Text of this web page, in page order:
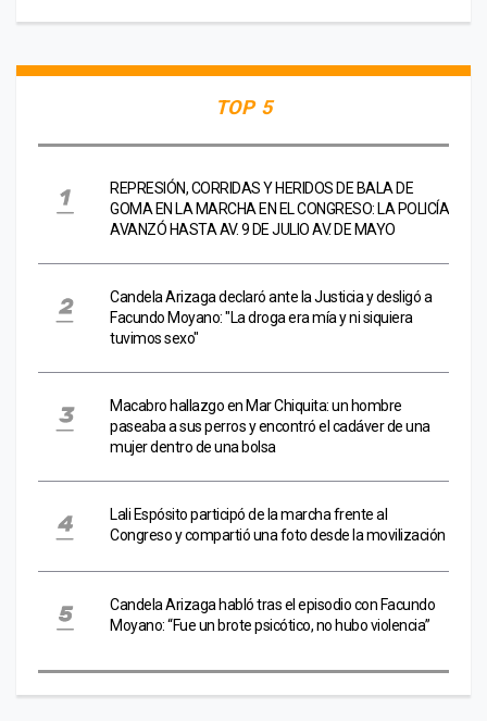
TOP 5
REPRESIÓN, CORRIDAS Y HERIDOS DE BALA DE
GOMA EN LA MARCHA EN EL CONGRESO: LA POLICÍA
AVANZÓ HASTA AV. 9 DE JULIO AV. DE MAYO
Candela Arizaga declaró ante la Justicia y desligó a
Facundo Moyano: "La droga era mía y ni siquiera
tuvimos sexo"
Macabro hallazgo en Mar Chiquita: un hombre
paseaba a sus perros y encontró el cadáver de una
mujer dentro de una bolsa
Lali Espósito participó de la marcha frente al
Congreso y compartió una foto desde la movilización
Candela Arizaga habló tras el episodio con Facundo
Moyano: “Fue un brote psicótico, no hubo violencia”